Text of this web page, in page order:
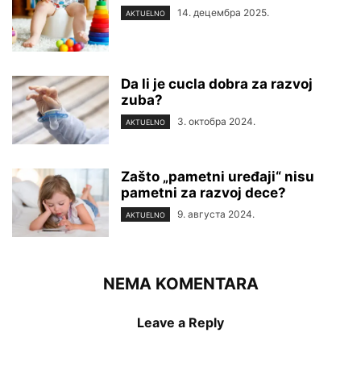
AKTUELNO 14. децембра 2025.
Da li je cucla dobra za razvoj
zuba?
AKTUELNO 3. октобра 2024.
Zašto „pametni uređaji“ nisu
pametni za razvoj dece?
AKTUELNO 9. августа 2024.
NEMA KOMENTARA
Leave a Reply